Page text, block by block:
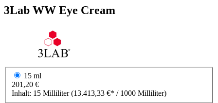
3Lab WW Eye Cream
15 ml
201,20 €
Inhalt: 15 Milliliter(13.413,33 €* / 1000 Milliliter)